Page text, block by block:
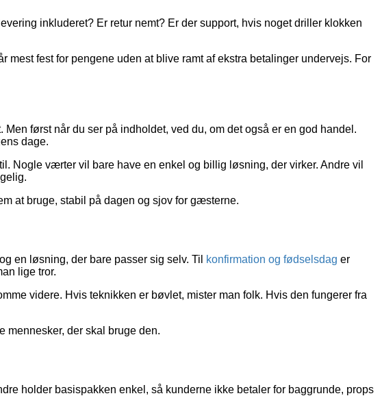
inkluderet? Er retur nemt? Er der support, hvis noget driller klokken
fest for pengene uden at blive ramt af ekstra betalinger undervejs. For
først når du ser på indholdet, ved du, om det også er en god handel.
dage.
Nogle værter vil bare have en enkel og billig løsning, der virker. Andre vil
at bruge, stabil på dagen og sjov for gæsterne.
en løsning, der bare passer sig selv. Til konfirmation og fødselsdag er
lige tror.
videre. Hvis teknikken er bøvlet, mister man folk. Hvis den fungerer fra
mennesker, der skal bruge den.
holder basispakken enkel, så kunderne ikke betaler for baggrunde, props